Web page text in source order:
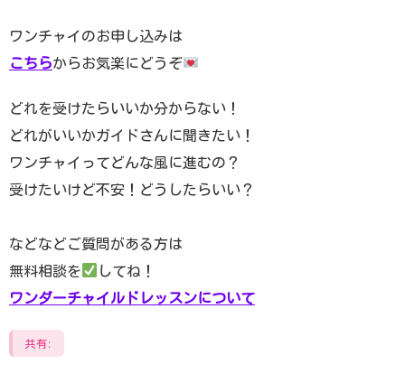
ワンチャイのお申し込みは
こちらからお気楽にどうぞ
どれを受けたらいいか分からない！
どれがいいかガイドさんに聞きたい！
ワンチャイってどんな風に進むの？
受けたいけど不安！どうしたらいい？
などなどご質問がある方は
無料相談を
してね！
ワンダーチャイルドレッスンについて
共有: